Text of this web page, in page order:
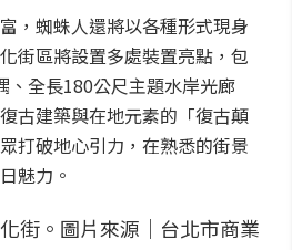
，蜘蛛人還將以各種形式現身
街區將設置多處裝置亮點，包
、全長180公尺主題水岸光廊
古建築與在地元素的「復古顛
打破地心引力，在熟悉的街景
魅力。